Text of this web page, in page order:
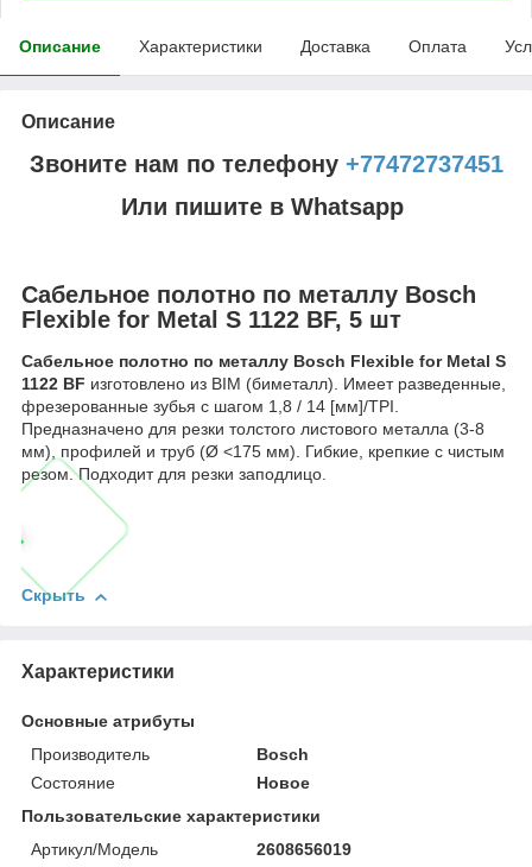
Описание Характеристики Доставка Оплата
Описание
Звоните нам по телефону +77472737451
Или пишите в Whatsapp
Сабельное полотно по металлу Bosch
Flexible for Metal S 1122 BF, 5 шт
Сабельное полотно по металлу Bosch Flexible for Metal S
1122 BF изготовлено из BIM (биметалл). Имеет разведенные,
фрезерованные зубья с шагом 1,8 / 14 [мм]/TPI.
Предназначено для резки толстого листового металла (3-8
мм), профилей и труб (Ø <175 мм). Гибкие, крепкие с чистым
резом. Подходит для резки заподлицо.
Скрыть
Характеристики
Основные атрибуты
Производитель
Bosch
Состояние
Новое
Пользовательские характеристики
Артикул/Модель
2608656019